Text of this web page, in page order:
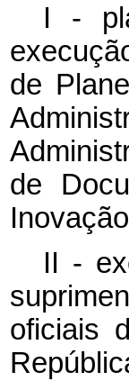
I -
de
de
II -
oficiais